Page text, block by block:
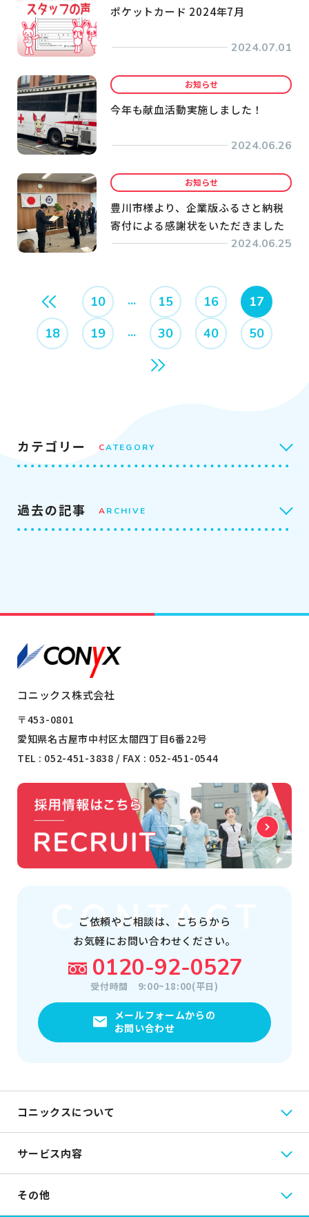
ポケットカード 2024年7月
2024.07.01
お知らせ
今年も献血活動実施しました！
2024.06.26
お知らせ
豊川市様より、企業版ふるさと納税
寄付による感謝状をいただきました
2024.06.25
10 15 16
17
18
19 30 40 50
カテゴリー CATEGORY
過去の記事 ARCHIVE
コニックス株式会社
〒453-0801
愛知県名古屋市中村区太閤四丁目6番22号
TEL : 052-451-3838 / FAX : 052-451-0544
ご依頼やご相談は、
こちらから
お気軽にお問い合わせください。
0120-92-0527
受付時間 9:00~18:00(平日)
メールフォームからの
お問い合わせ
コニックスについて
サービス内容
その他